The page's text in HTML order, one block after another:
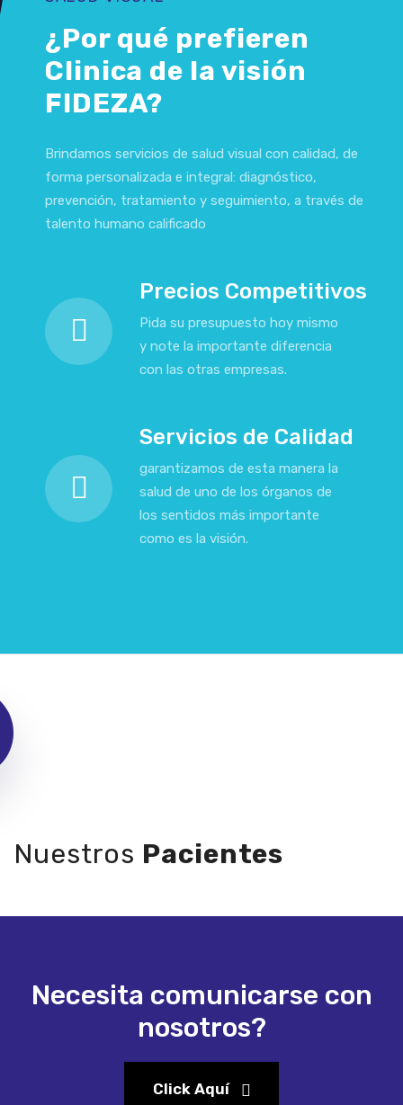
¿Por qué prefieren
Clinica de la visión
FIDEZA?
Brindamos servicios de salud visual con calidad, de
forma personalizada e integral: diagnóstico,
prevención, tratamiento y seguimiento, a través de
talento humano calificado
Precios Competitivos
Pida su presupuesto hoy mismo
y note la importante diferencia
con las otras empresas.
Servicios de Calidad
garantizamos de esta manera la
salud de uno de los órganos de
los sentidos más importante
como es la visión.
Nuestros Pacientes
Necesita comunicarse con
nosotros?
Click Aquí